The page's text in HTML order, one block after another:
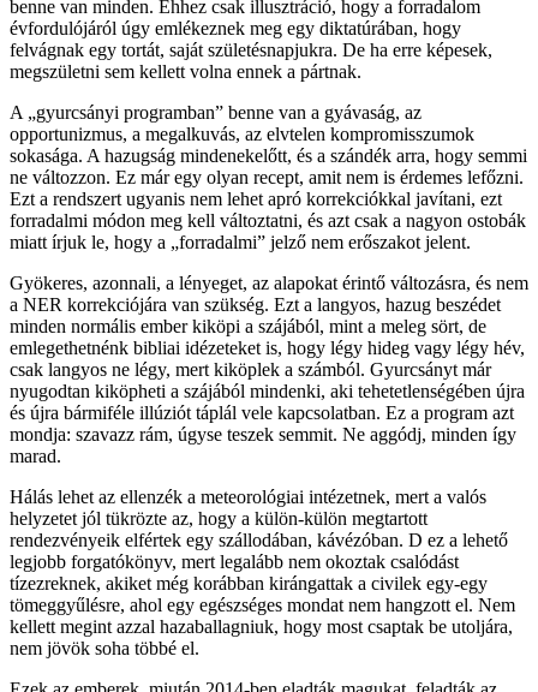
benne van minden. Ehhez csak illusztráció, hogy a forradalom
évfordulójáról úgy emlékeznek meg egy diktatúrában, hogy
felvágnak egy tortát, saját születésnapjukra. De ha erre képesek,
megszületni sem kellett volna ennek a pártnak.
A „gyurcsányi programban” benne van a gyávaság, az
opportunizmus, a megalkuvás, az elvtelen kompromisszumok
sokasága. A hazugság mindenekelőtt, és a szándék arra, hogy semmi
ne változzon. Ez már egy olyan recept, amit nem is érdemes lefőzni.
Ezt a rendszert ugyanis nem lehet apró korrekciókkal javítani, ezt
forradalmi módon meg kell változtatni, és azt csak a nagyon ostobák
miatt írjuk le, hogy a „forradalmi” jelző nem erőszakot jelent.
Gyökeres, azonnali, a lényeget, az alapokat érintő változásra, és nem
a NER korrekciójára van szükség. Ezt a langyos, hazug beszédet
minden normális ember kiköpi a szájából, mint a meleg sört, de
emlegethetnénk bibliai idézeteket is, hogy légy hideg vagy légy hév,
csak langyos ne légy, mert kiköplek a számból. Gyurcsányt már
nyugodtan kiköpheti a szájából mindenki, aki tehetetlenségében újra
és újra bármiféle illúziót táplál vele kapcsolatban. Ez a program azt
mondja: szavazz rám, úgyse teszek semmit. Ne aggódj, minden így
marad.
Hálás lehet az ellenzék a meteorológiai intézetnek, mert a valós
helyzetet jól tükrözte az, hogy a külön-külön megtartott
rendezvényeik elfértek egy szállodában, kávézóban. D ez a lehető
legjobb forgatókönyv, mert legalább nem okoztak csalódást
tízezreknek, akiket még korábban kirángattak a civilek egy-egy
tömeggyűlésre, ahol egy egészséges mondat nem hangzott el. Nem
kellett megint azzal hazaballagniuk, hogy most csaptak be utoljára,
nem jövök soha többé el.